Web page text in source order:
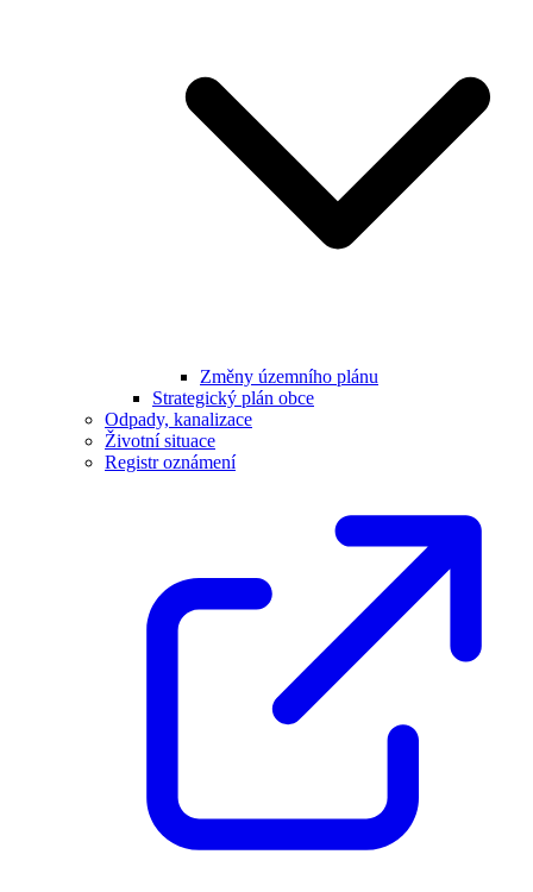
Změny územního plánu
Strategický plán obce
Odpady, kanalizace
Životní situace
Registr oznámení